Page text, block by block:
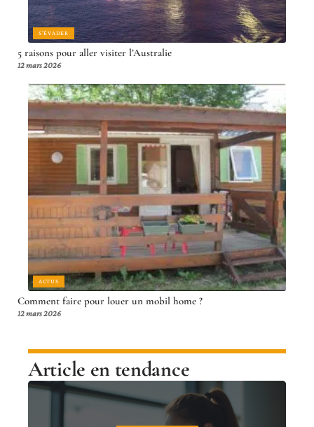
S'ÉVADER
5 raisons pour aller visiter l’Australie
12 mars 2026
ACTUS
Comment faire pour louer un mobil home ?
12 mars 2026
Article en tendance